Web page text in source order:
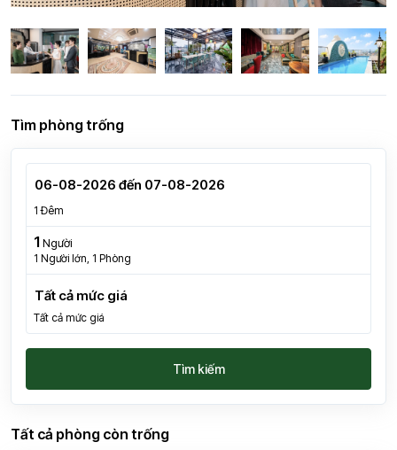
Tìm phòng trống
1 Đêm
1 Người
1 Người lớn, 1 Phòng
Tất cả mức giá
Tìm kiếm
Tất cả phòng còn trống